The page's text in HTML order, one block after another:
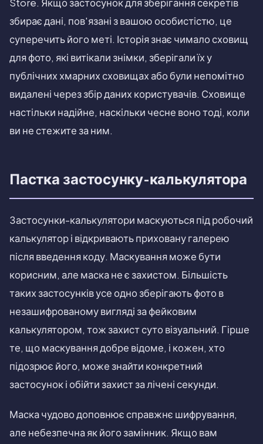
Store. Якщо застосунок для зберігання секретів
збирає дані, пов'язані з вашою особистістю, це
суперечить його меті. Історія знає чимало сховищ
для фото, які витікали знімки, зберігали їх у
публічних хмарних сховищах або були непомітно
видалені через збір даних користувачів. Сховище
настільки надійне, наскільки чесне воно тоді, коли
ви не стежите за ним.
Пастка застосунку-калькулятора
Застосунки-калькулятори маскуються під робочий
калькулятор і відкривають приховану галерею
після введення коду. Маскування може бути
корисним, але маска не є захистом. Більшість
таких застосунків усе одно зберігають фото в
незашифрованому вигляді за фейковим
калькулятором, тож захист суто візуальний. Гірше
те, що маскування добре відоме, і кожен, хто
підозрює його, може знайти конкретний
застосунок і обійти захист за лічені секунди.
Маска чудово доповнює справжнє шифрування,
але небезпечна як його замінник. Якщо вам